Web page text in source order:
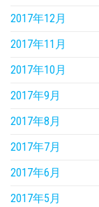
2017年12月
2017年11月
2017年10月
2017年9月
2017年8月
2017年7月
2017年6月
2017年5月